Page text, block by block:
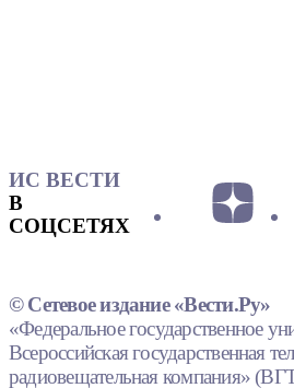
ИС ВЕСТИ
В
СОЦСЕТЯХ
© Сетевое издание «Вести.Ру»
«Федеральное государственное
Всероссийская государственная
радиовещательная компания»